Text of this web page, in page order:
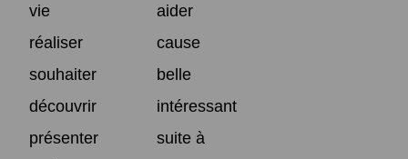
vie
aider
réaliser
cause
souhaiter
belle
découvrir
intéressant
présenter
suite à